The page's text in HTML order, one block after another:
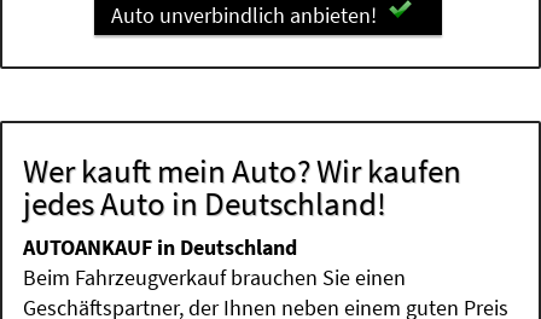
Auto unverbindlich anbieten!
Wer kauft mein Auto? Wir kaufen
jedes Auto in Deutschland!
AUTOANKAUF in Deutschland
Beim Fahrzeugverkauf brauchen Sie einen
Geschäftspartner, der Ihnen neben einem guten Preis